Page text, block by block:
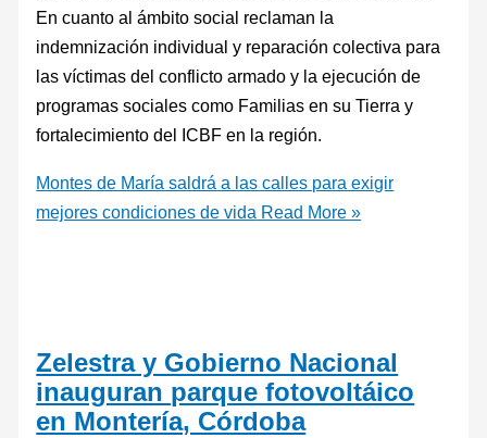
En cuanto al ámbito social reclaman la
indemnización individual y reparación colectiva para
las víctimas del conflicto armado y la ejecución de
programas sociales como Familias en su Tierra y
fortalecimiento del ICBF en la región.
Montes de María saldrá a las calles para exigir
mejores condiciones de vida Read More »
Zelestra y Gobierno Nacional
inauguran parque fotovoltáico
en Montería, Córdoba